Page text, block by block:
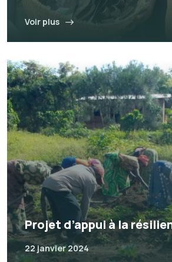
Voir plus
Projet d’appui à la
22 janvier 2024